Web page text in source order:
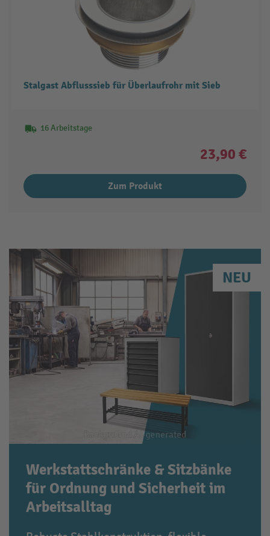
Stalgast Abflusssieb für Überlaufrohr mit Sieb
16 Arbeitstage
23,90 €
Zum Produkt
NEU
Werkstattschränke & Sitzbänke
für Ordnung und Sicherheit im
Arbeitsalltag